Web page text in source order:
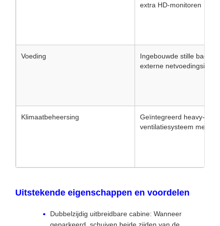
extra HD-monitoren
Voeding
Ingebouwde stille back-
externe
Klimaatbeheersing
Geïntegreerd heavy-duty
ventilatiesysteem met
Uitstekende eigenschappen en voordelen
Dubbelzijdig uitbreidbare cabine: Wanneer